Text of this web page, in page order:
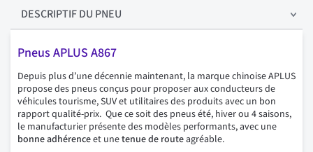
DESCRIPTIFDU PNEU
Pneus APLUS A867
Depuis plus d’une décennie maintenant, la marque chinoise APLUS
propose des pneus conçus pour proposer aux conducteurs de
véhicules tourisme, SUV et utilitaires des produits avec un bon
rapport qualité-prix. Que ce soit des pneus été, hiver ou 4 saisons,
le manufacturier présente des modèles performants, avec une
bonne adhérenceet unetenue de routeagréable.